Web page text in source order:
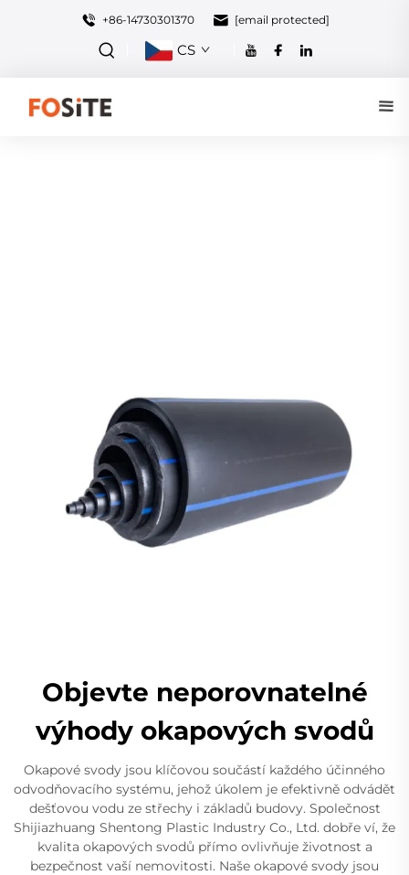
+86-14730301370 [email protected]
CS
Objevte neporovnatelné
výhody okapových svodů
Okapové svody jsou klíčovou součástí každého účinného
odvodňovacího systému, jehož úkolem je efektivně odvádět
dešťovou vodu ze střechy i základů budovy. Společnost
Shijiazhuang Shentong Plastic Industry Co., Ltd. dobře ví, že
kvalita okapových svodů přímo ovlivňuje životnost a
bezpečnost vaší nemovitosti. Naše okapové svody jsou